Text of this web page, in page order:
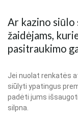
Ar kazino siūlo
žaidėjams,
pasitraukimo
Jei nuolat renkatės
siūlyti ypatingus
padėti jums
silpna.